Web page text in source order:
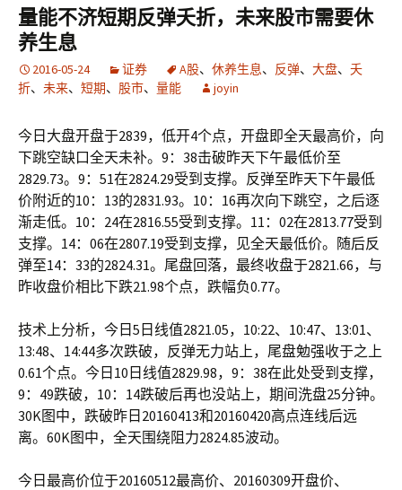
量能不济短期反弹夭折，未来股市需要休
养生息
2016-05-24 证券 A股、 休养生息、 反弹、 大盘、 夭
折、 未来、 短期、 股市、 量能 joyin
今日大盘开盘于2839，低开4个点，开盘即全天最高价，向
下跳空缺口全天未补。9：38击破昨天下午最低价至
2829.73。9：51在2824.29受到支撑。反弹至昨天下午最低
价附近的10：13的2831.93。10：16再次向下跳空，之后逐
渐走低。10：24在2816.55受到支撑。11：02在2813.77受到
支撑。14：06在2807.19受到支撑，见全天最低价。随后反
弹至14：33的2824.31。尾盘回落，最终收盘于2821.66，与
昨收盘价相比下跌21.98个点，跌幅负0.77。
技术上分析，今日5日线值2821.05，10:22、10:47、13:01、
13:48、14:44多次跌破，反弹无力站上，尾盘勉强收于之上
0.61个点。今日10日线值2829.98，9：38在此处受到支撑，
9：49跌破，10：14跌破后再也没站上，期间洗盘25分钟。
30K图中，跌破昨日20160413和20160420高点连线后远
离。60K图中，全天围绕阻力2824.85波动。
今日最高价位于20160512最高价、20160309开盘价、